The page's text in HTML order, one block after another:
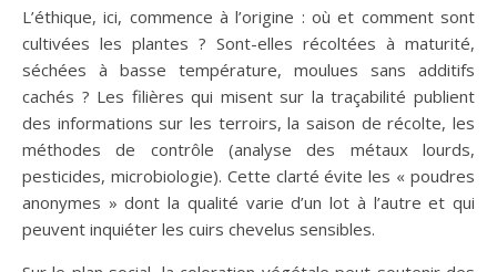
L’éthique, ici, commence à l’origine : où et comment sont
cultivées les plantes ? Sont-elles récoltées à maturité,
séchées à basse température, moulues sans additifs
cachés ? Les filières qui misent sur la traçabilité publient
des informations sur les terroirs, la saison de récolte, les
méthodes de contrôle (analyse des métaux lourds,
pesticides, microbiologie). Cette clarté évite les « poudres
anonymes » dont la qualité varie d’un lot à l’autre et qui
peuvent inquiéter les cuirs chevelus sensibles.